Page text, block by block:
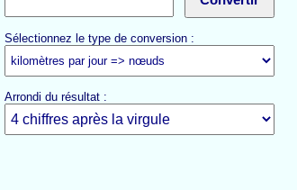
Sélectionnez le type de conversion :
Arrondi du résultat :